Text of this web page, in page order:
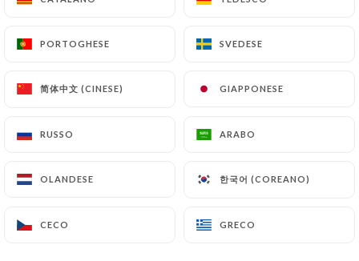
PORTOGHESE SVEDESE
简体中文 (CINESE) GIAPPONESE
RUSSO ARABO
OLANDESE 한국어 (COREANO)
CECO GRECO
Galleria
PORTOGHESE SVEDESE
简体中文 (CINESE) GIAPPONESE
RUSSO ARABO
OLANDESE 한국어 (COREANO)
CECO GRECO